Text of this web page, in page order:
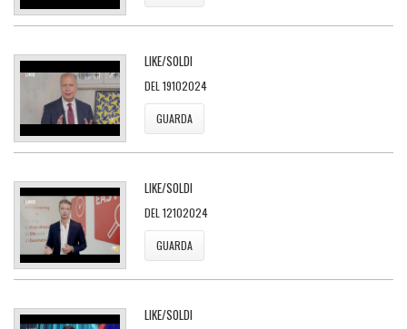
LIKE/SOLDI
DEL 19102024
GUARDA
LIKE/SOLDI
DEL 12102024
GUARDA
LIKE/SOLDI